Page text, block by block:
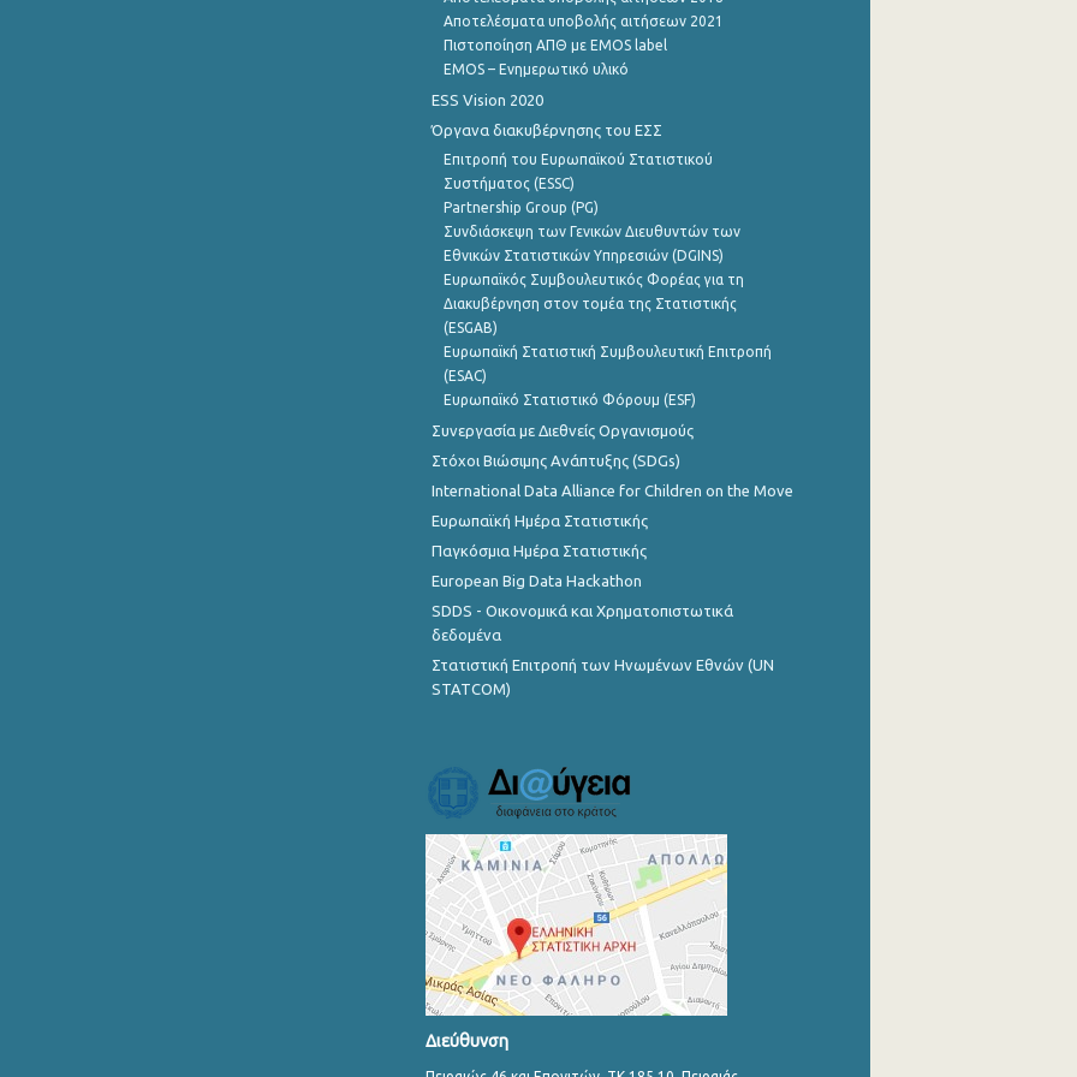
Αποτελέσματα υποβολής αιτήσεων 2021
Πιστοποίηση ΑΠΘ με EMOS label
EMOS – Ενημερωτικό υλικό
ESS Vision 2020
Όργανα διακυβέρνησης του ΕΣΣ
Επιτροπή του Ευρωπαϊκού Στατιστικού
Συστήματος (ESSC)
Partnership Group (PG)
Συνδιάσκεψη των Γενικών Διευθυντών των
Εθνικών Στατιστικών Υπηρεσιών (DGINS)
Ευρωπαϊκός Συμβουλευτικός Φορέας για τη
Διακυβέρνηση στον τομέα της Στατιστικής
(ESGAB)
Ευρωπαϊκή Στατιστική Συμβουλευτική Επιτροπή
(ESAC)
Ευρωπαϊκό Στατιστικό Φόρουμ (ESF)
Συνεργασία με Διεθνείς Οργανισμούς
Στόχοι Βιώσιμης Ανάπτυξης (SDGs)
International Data Alliance for Children on the Move
Ευρωπαϊκή Ημέρα Στατιστικής
Παγκόσμια Ημέρα Στατιστικής
European Big Data Hackathon
SDDS - Οικονομικά και Χρηματοπιστωτικά
δεδομένα
Στατιστική Επιτροπή των Ηνωμένων Εθνών (UN
STATCOM)
Διεύθυνση